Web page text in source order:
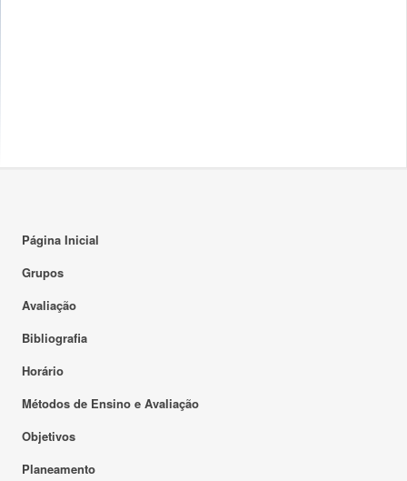
Página Inicial
Grupos
Avaliação
Bibliografia
Horário
Métodos de Ensino e Avaliação
Objetivos
Planeamento